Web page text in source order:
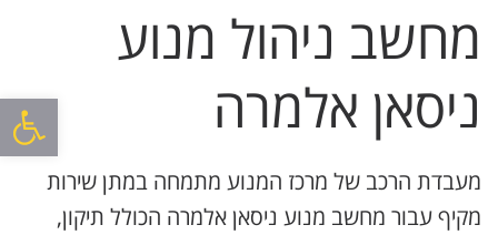
פתח
מחשב ניהול מנוע
ניסאן אלמרה
מעבדת הרכב של מרכז המנוע מתמחה במתן שירות
מקיף עבור מחשב מנוע ניסאן אלמרה הכולל תיקון,